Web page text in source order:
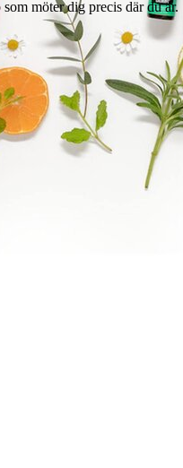
som möter dig precis där du är.